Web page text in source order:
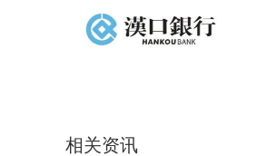
相关资讯